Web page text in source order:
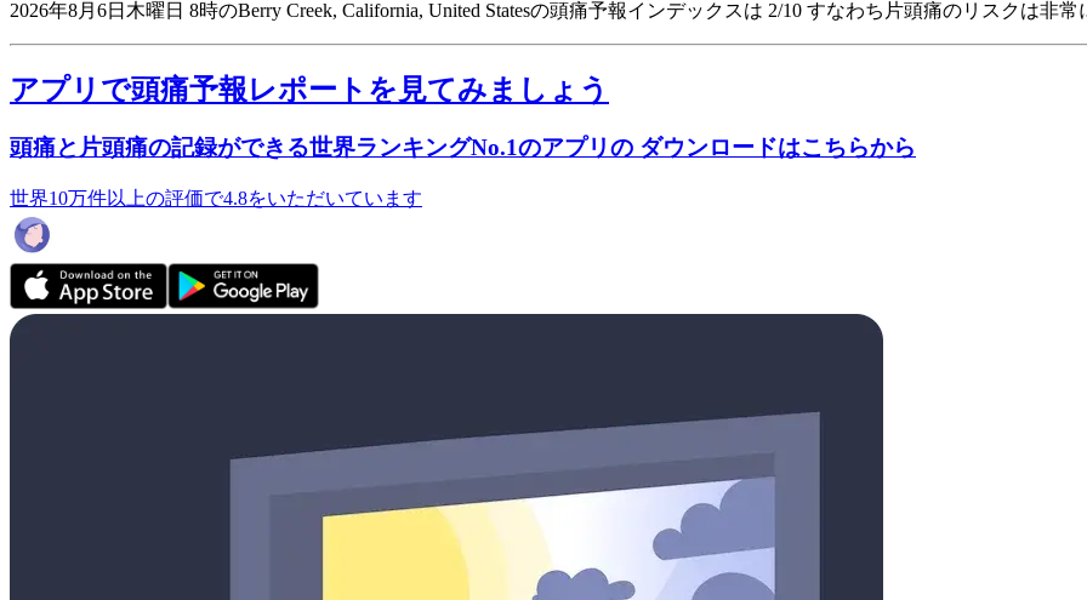
2026年8月6日木曜日 8時のBerry Creek, California, United Statesの頭痛予報インデックスは 2/10 すなわち片頭痛のリスクは非常
アプリで頭痛予報レポートを見てみましょう
頭痛と片頭痛の記録ができる世界ランキングNo.1のアプリの ダウンロードはこちらから
世界10万件以上の評価で4.8をいただいています